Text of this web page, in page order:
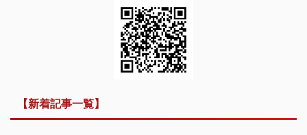
【新着記事一覧】